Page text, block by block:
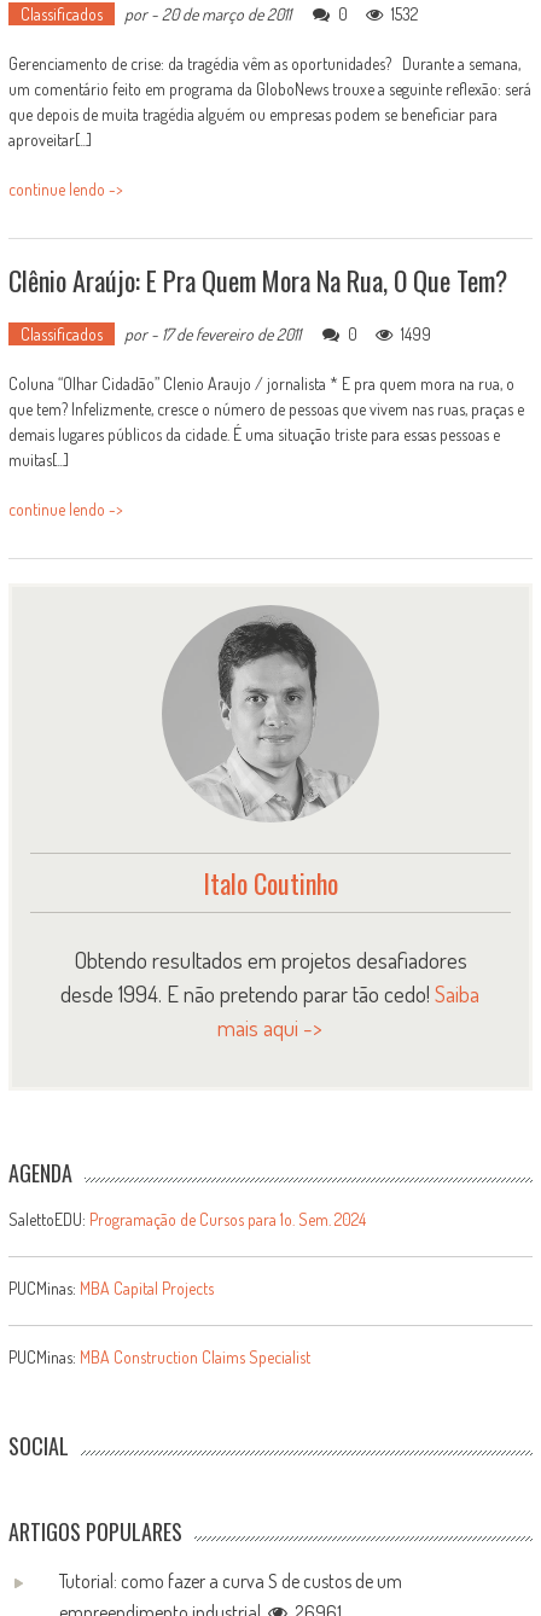
Classificados por-20 de março de 2011 0 1532
Gerenciamento de crise: da tragédia vêm as oportunidades? Durante a semana,
um comentário feito em programa da GloboNews trouxe a seguinte reflexão: será
que depois de muita tragédia alguém ou empresas podem se beneficiar para
aproveitar[...]
continue lendo ->
Clênio Araújo: E Pra Quem Mora Na Rua, O Que Tem?
Classificados por- 17 de fevereiro de 2011 0 1499
Coluna “Olhar Cidadão” Clenio Araujo / jornalista * E pra quem mora na rua, o
que tem? Infelizmente, cresce o número de pessoas que vivem nas ruas, praças e
demais lugares públicos da cidade. É uma situação triste para essas pessoas e
muitas[...]
continue lendo ->
Italo Coutinho
Obtendo resultados em projetos desafiadores
desde 1994. E não pretendo parar tão cedo!Saiba
mais aqui ->
AGENDA
SalettoEDU: Programação de Cursos para 1o. Sem. 2024
PUCMinas: MBA Capital Projects
PUCMinas: MBA Construction Claims Specialist
SOCIAL
ARTIGOS POPULARES
Tutorial: como fazer a curva S de custos de um